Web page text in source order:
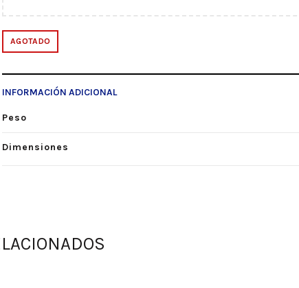
AGOTADO
INFORMACIÓN ADICIONAL
Peso
Dimensiones
Compartir